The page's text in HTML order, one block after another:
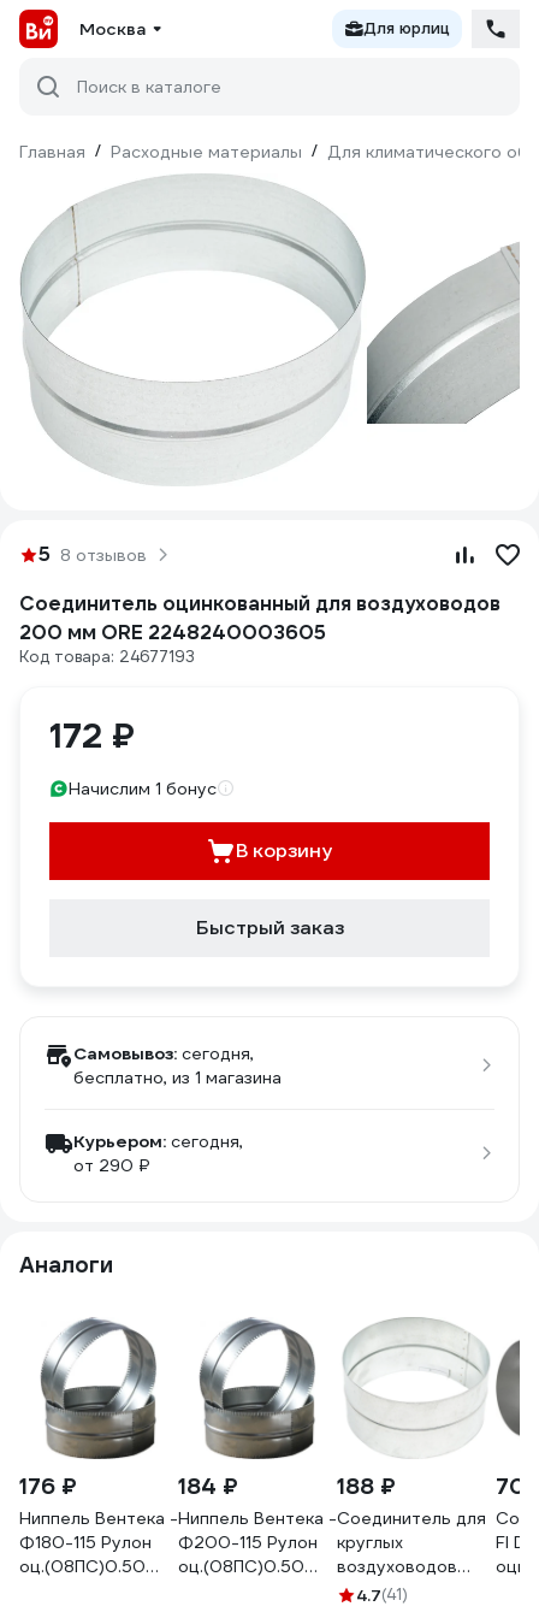
Москва Для юрлиц
Поиск в каталоге
Главная / Расходные материалы / Для климатического
5 8 отзывов
Соединитель оцинкованный для воздуховодов
200 мм ORE 2248240003605
Код товара: 24677193
172 ₽
Начислим 1 бонус
В корзину
Быстрый заказ
Самовывоз: сегодня,
бесплатно, из 1 магазина
Курьером: сегодня,
от 290 ₽
Аналоги
176 ₽
Ниппель Вентека -
Ф180-115 Рулон
оц.(08ПС)0.50
184 ₽
Ниппель Вентека -
Ф200-115 Рулон
оц.(08ПС)0.50
188 ₽
Соединитель для
круглых
воздуховодов
200 мм,
4.7(41)
FI